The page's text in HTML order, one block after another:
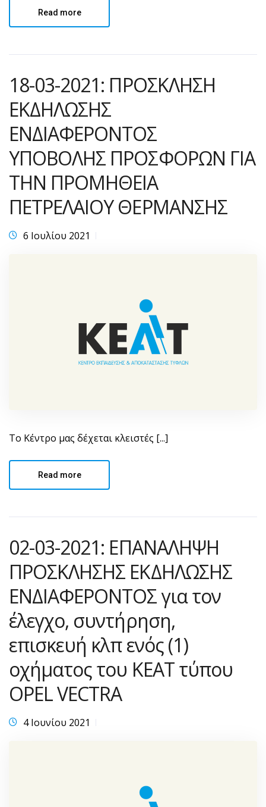
Read more
18-03-2021: ΠΡΟΣΚΛΗΣΗ
ΕΚΔΗΛΩΣΗΣ
ΕΝΔΙΑΦΕΡΟΝΤΟΣ
ΥΠΟΒΟΛΗΣ ΠΡΟΣΦΟΡΩΝ ΓΙΑ
ΤΗΝ ΠΡΟΜΗΘΕΙΑ
ΠΕΤΡΕΛΑΙΟΥ ΘΕΡΜΑΝΣΗΣ
6 Ιουλίου 2021
Το Κέντρο μας δέχεται κλειστές [...]
Read more
02-03-2021: ΕΠΑΝΑΛΗΨΗ
ΠΡΟΣΚΛΗΣΗΣ ΕΚΔΗΛΩΣΗΣ
ΕΝΔΙΑΦΕΡΟΝΤΟΣ για τον
έλεγχο, συντήρηση,
επισκευή κλπ ενός (1)
οχήματος του ΚΕΑΤ τύπου
OPEL VECTRA
4 Ιουνίου 2021